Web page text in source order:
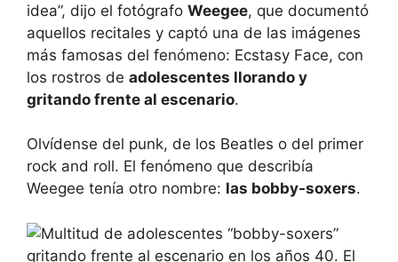
idea”, dijo el fotógrafo Weegee, que documentó
aquellos recitales y captó una de las imágenes
más famosas del fenómeno: Ecstasy Face, con
los rostros de adolescentes llorando y
gritando frente al escenario.
Olvídense del punk, de los Beatles o del primer
rock and roll. El fenómeno que describía
Weegee tenía otro nombre: las bobby-soxers.